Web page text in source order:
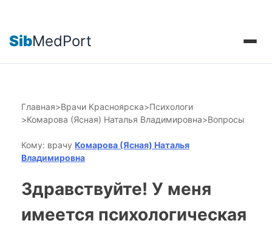
SibMedPort
Главная>Врачи Красноярска>Психологи
>Комарова (Ясная) Наталья Владимировна>Вопросы
Кому: врачу Комарова (Ясная) Наталья
Владимировна
Здравствуйте! У меня
имеется психологическая